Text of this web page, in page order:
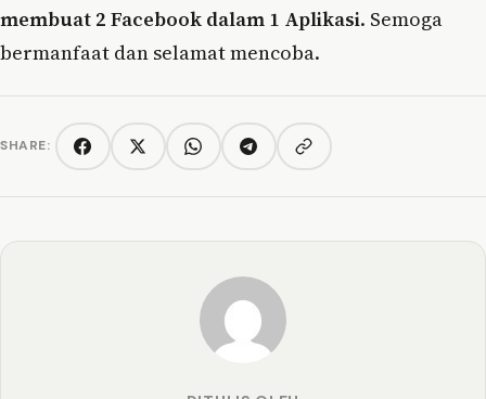
membuat 2 Facebook dalam 1 Aplikasi. Semoga
bermanfaat dan selamat mencoba.
SHARE: FacebookTwitter/XWhatsAppTelegramCopy link